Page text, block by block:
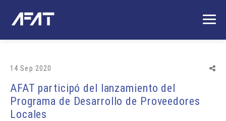
14 Sep 2020
AFAT participó del lanzamiento del
Programa de Desarrollo de Proveedores
Locales